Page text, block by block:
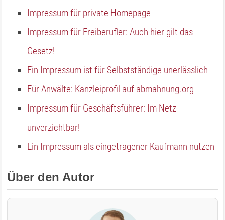
Impressum für private Homepage
Impressum für Freiberufler: Auch hier gilt das
Gesetz!
Ein Impressum ist für Selbstständige unerlässlich
Für Anwälte: Kanzleiprofil auf abmahnung.org
Impressum für Geschäftsführer: Im Netz
unverzichtbar!
Ein Impressum als eingetragener Kaufmann nutzen
Über den Autor